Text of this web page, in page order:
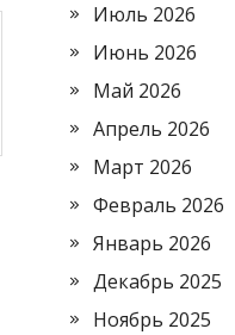
Июль 2026
Июнь 2026
Май 2026
Апрель 2026
Март 2026
Февраль 2026
Январь 2026
Декабрь 2025
Ноябрь 2025